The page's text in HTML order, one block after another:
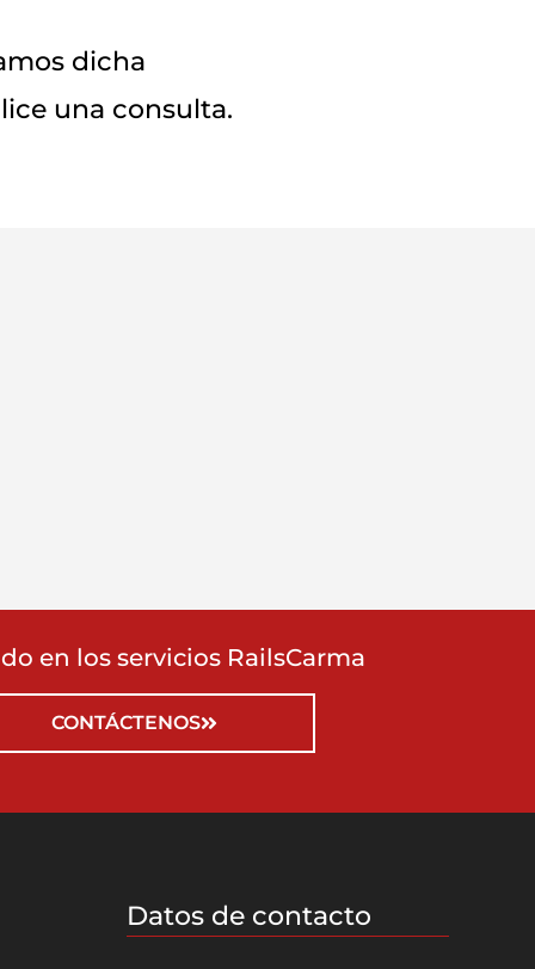
dicha
una consulta.
en los servicios RailsCarma
CONTÁCTENOS
Datos de contacto